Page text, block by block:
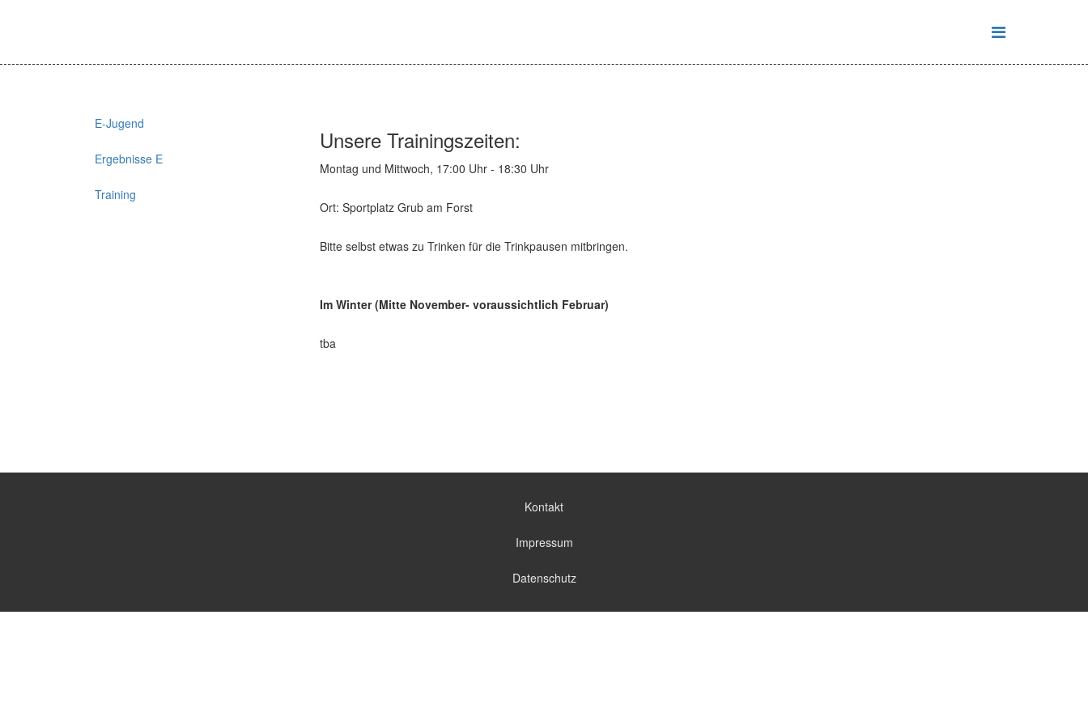
E-Jugend
Ergebnisse E
Training
Unsere Trainingszeiten:
Montag und Mittwoch, 17:00 Uhr - 18:30 Uhr
Ort: Sportplatz Grub am Forst
Bitte selbst etwas zu Trinken für die Trinkpausen mitbringen.
Im Winter (Mitte November- voraussichtlich Februar)
tba
Kontakt
Impressum
Datenschutz